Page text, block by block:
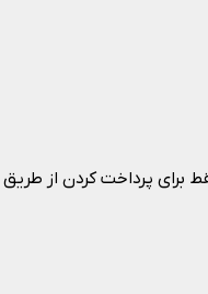
برای پرداخت کردن از